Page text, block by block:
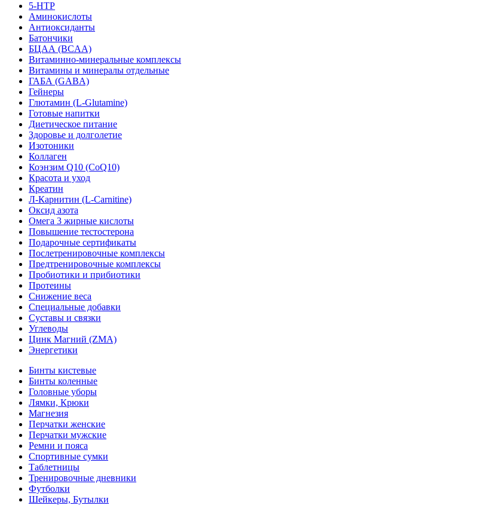
5-HTP
Аминокислоты
Антиоксиданты
Батончики
БЦАА (BCAA)
Витаминно-минеральные комплексы
Витамины и минералы отдельные
ГАБА (GABA)
Гейнеры
Глютамин (L-Glutamine)
Готовые напитки
Диетическое питание
Здоровье и долголетие
Изотоники
Коллаген
Коэнзим Q10 (CoQ10)
Красота и уход
Креатин
Л-Карнитин (L-Сarnitine)
Оксид азота
Омега 3 жирные кислоты
Повышение тестостерона
Подарочные сертификаты
Послетренировочные комплексы
Предтренировочные комплексы
Пробиотики и прибиотики
Протеины
Снижение веса
Специальные добавки
Суставы и связки
Углеводы
Цинк Магний (ZMA)
Энергетики
Бинты кистевые
Бинты коленные
Головные уборы
Лямки, Крюки
Магнезия
Перчатки женские
Перчатки мужские
Ремни и пояса
Спортивные сумки
Таблетницы
Тренировочные дневники
Футболки
Шейкеры, Бутылки